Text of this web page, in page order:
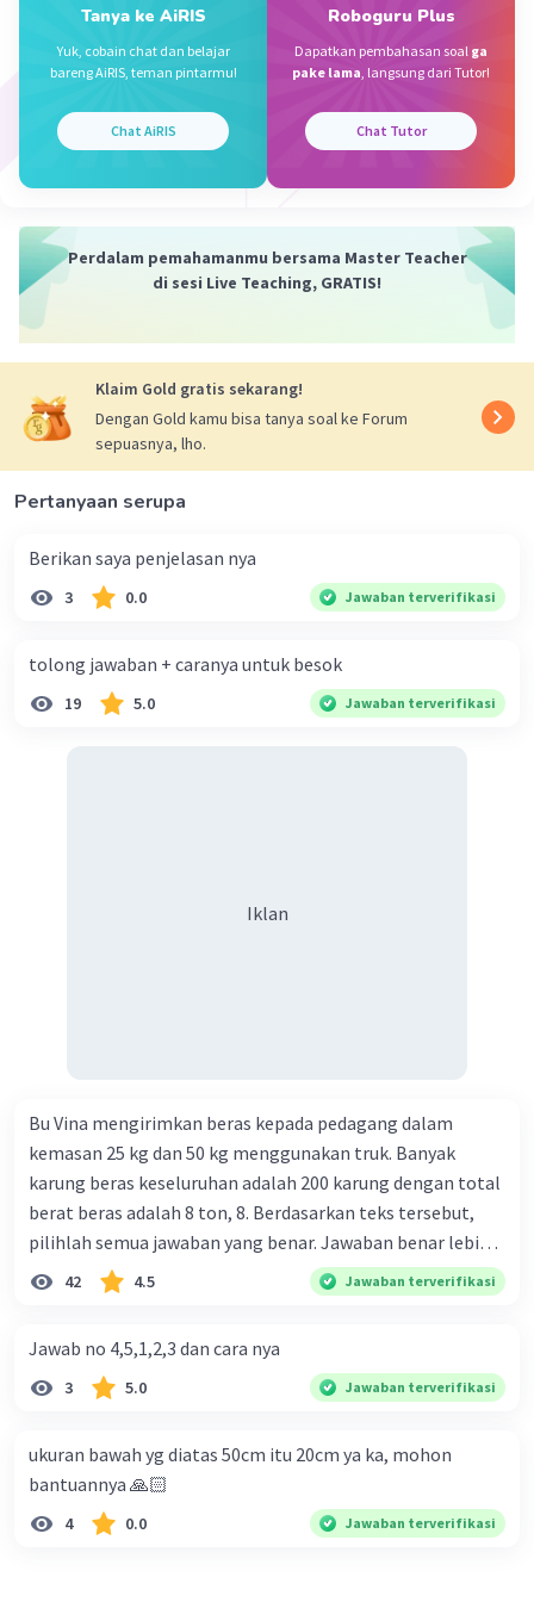
Ramona Z
07 Mei 2024 08:32
terima kasih
Atsila Z Level 6
jawabannya sudah benar yaa
a. 1 dan 2
Tanya ke AiRIS
Yuk, cobain chat dan belajar
bareng AiRIS, teman pintarmu!
Chat AiRIS
Roboguru Plus
Dapatkan pembahasan soal ga
pake lama, langsung dari Tutor!
Chat Tutor
Perdalam pemahamanmu bersama Master Teacher
di sesi Live Teaching, GRATIS!
Klaim Gold gratis sekarang!
Dengan Gold kamu bisa tanya soal ke Forum
sepuasnya, lho.
Pertanyaan serupa
Berikan saya penjelasan nya
3 0.0 Jawaban terverifikasi
tolong jawaban + caranya untuk besok
19 5.0 Jawaban terverifikasi
Iklan
Bu Vina mengirimkan beras kepada pedagang dalam
kemasan 25 kg dan 50 kg menggunakan truk. Banyak
karung beras keseluruhan adalah 200 karung dengan total
berat beras adalah 8 ton, 8. Berdasarkan teks tersebut,
pilihlah semua jawaban yang benar. Jawaban benar lebih
dari satu. Banyak karung beras kemasan 25 kg adalah 50
buah. Banyak karung beras kemasan 50 kg adalah 150
ton. Perbandingan berat beras kemasan 25 kg dan 50 kg
dalam truk adalah 1: 3. 9. Berdasarkan teks tersebut, jika
besar Rp14.000, berapakah biaya angkut semua beras yang
harus dibayar oleh Bu Vina? A. Rp2.540.000 C. Rp2.312.000 B.
Rp2.475.000 D. Rp2.280.000
42 4.5 Jawaban terverifikasi
Jawab no 4,5,1,2,3 dan cara nya
3 5.0 Jawaban terverifikasi
ukuran bawah yg diatas 50cm itu 20cm ya ka, mohon
bantuannya 🙏🏻
4 0.0 Jawaban terverifikasi